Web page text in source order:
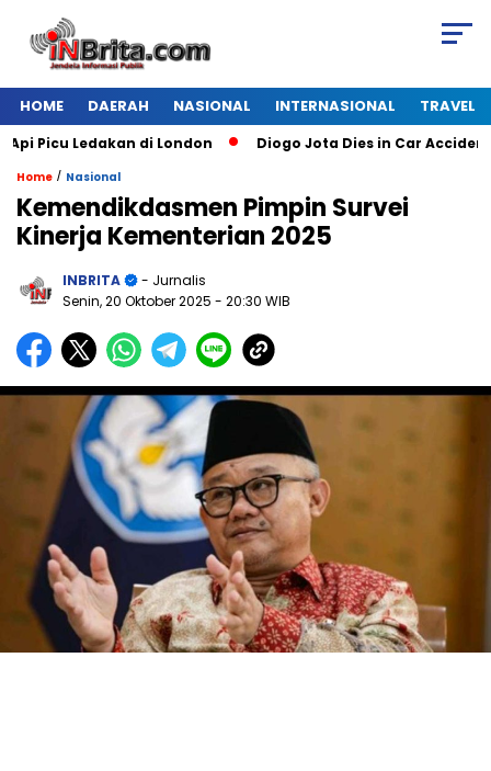
HOME DAERAH NASIONAL INTERNASIONAL TRAVEL
Ledakan di London Diogo Jota Dies in Car Accident in
Home / Nasional
Kemendikdasmen Pimpin Survei
Kinerja Kementerian 2025
INBRITA
- Jurnalis
Senin, 20 Oktober 2025 - 20:30 WIB